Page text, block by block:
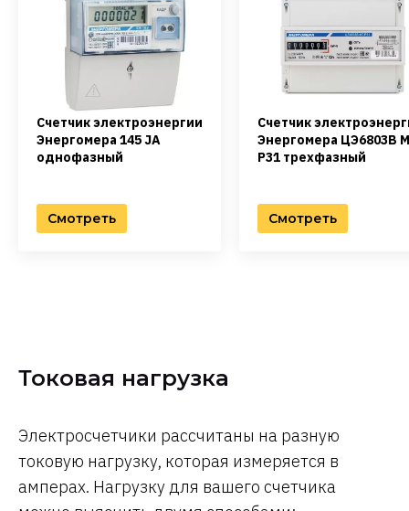
Счетчик электроэнергии
Энергомера 145 JA
однофазный
Смотреть
Счетчик
Энергомера ЦЭ6803В
Р31 трехфазный
Смотреть
Токовая нагрузка
Электросчетчики рассчитаны на разную
токовую нагрузку, которая измеряется в
амперах. Нагрузку для вашего счетчика